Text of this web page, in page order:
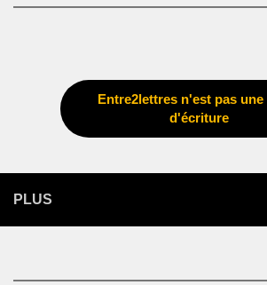
Entre2lettres n'est pas une
d'écriture
PLUS